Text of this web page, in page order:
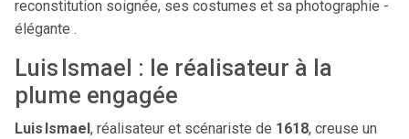
reconstitution soignée, ses costumes et sa photographie ­
élégante .
Luis Ismael : le réalisateur à la
plume engagée
Luis Ismael , réalisateur et scénariste de 1618, creuse un